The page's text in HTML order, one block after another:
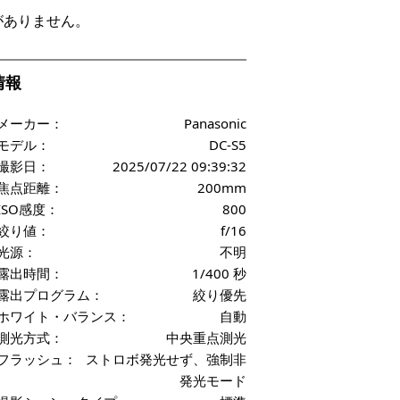
りません。
報
ーカー：
Panasonic
デル：
DC-S5
影日：
2025/07/22 09:39:32
点距離：
200mm
感度：
800
り値：
f/16
源：
不明
出時間：
1/400 秒
出プログラム：
絞り優先
ワイト・バランス：
自動
光方式：
中央重点測光
ラッシュ：
ストロボ発光せず、強制非
発光モード